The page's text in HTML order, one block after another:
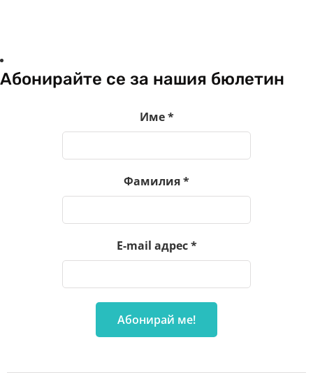
Абонирайте се за нашия бюлетин
Име*
Фамилия*
E-mail адрес*